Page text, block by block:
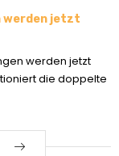
werden jetzt
werden jetzt
die doppelte